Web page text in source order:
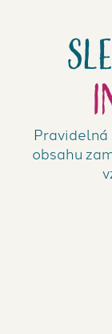
Pravidelná
obsahu